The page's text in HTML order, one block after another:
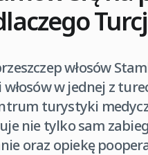
włosów
w jednej z
turystyki
nie tylko sam
oraz opiekę